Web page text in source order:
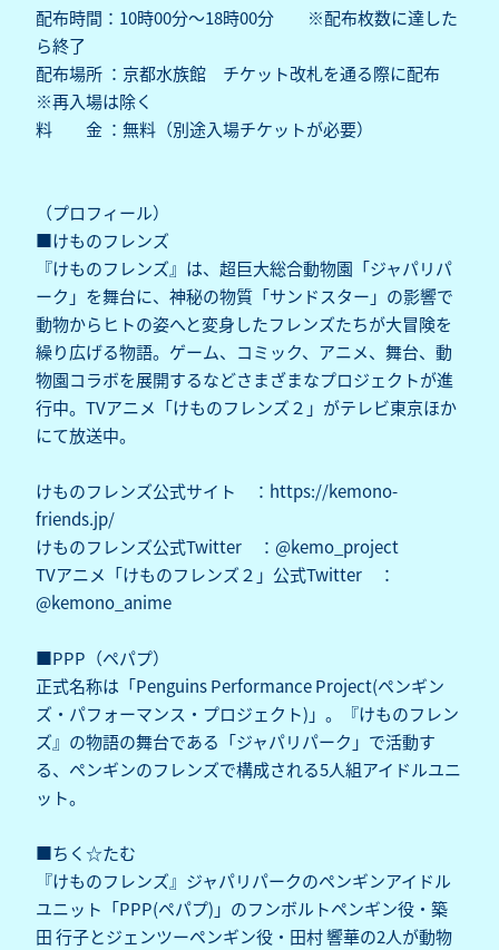
配布時間：10時00分～18時00分 ※配布枚数に達した
ら終了
配布場所 ：京都水族館 チケット改札を通る際に配布
※再入場は除く
料 金 ：無料（別途入場チケットが必要）
（プロフィール）
■けものフレンズ
『けものフレンズ』は、超巨大総合動物園「ジャパリパ
ーク」を舞台に、神秘の物質「サンドスター」の影響で
動物からヒトの姿へと変身したフレンズたちが大冒険を
繰り広げる物語。ゲーム、コミック、アニメ、舞台、動
物園コラボを展開するなどさまざまなプロジェクトが進
行中。TVアニメ「けものフレンズ２」がテレビ東京ほか
にて放送中。
けものフレンズ公式サイト ：https://kemono-
friends.jp/
けものフレンズ公式Twitter ：@kemo_project
TVアニメ「けものフレンズ２」公式Twitter ：
@kemono_anime
■PPP（ペパプ）
正式名称は「Penguins Performance Project(ペンギン
ズ・パフォーマンス・プロジェクト)」。『けものフレン
ズ』の物語の舞台である「ジャパリパーク」で活動す
る、ペンギンのフレンズで構成される5人組アイドルユニ
ット。
■ちく☆たむ
『けものフレンズ』ジャパリパークのペンギンアイドル
ユニット「PPP(ペパプ)」のフンボルトペンギン役・築
田 行子とジェンツーペンギン役・田村 響華の2人が動物